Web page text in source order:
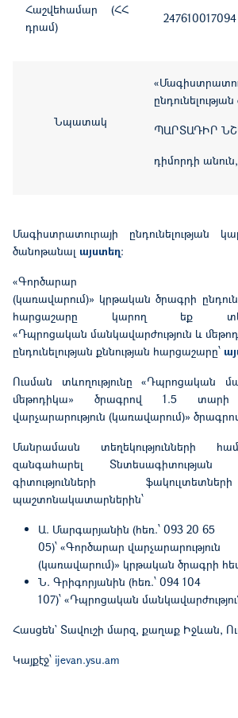
Հաշվեհամար (ՀՀ
դրամ)
247610017094
Նպատակ
ՊԱՐՏԱԴԻՐ
դիմորդի
Մագիստրատուրայի
ծանոթանալ այստեղ:
«Գործարար
(կառավարում)» կրթական ծրագրի
հարցաշարը կարող եք
«Դպրոցական մանկավարժություն և
ընդունելության քննության հարցաշարը՝
Ուսման տևողությունը «Դպրոցական
մեթոդիկա» ծրագրով 1.5
վարչարարություն (կառավարում)»
Մանրամասն տեղեկությունների
զանգահարել
Տնտեսագիտության
գիտությունների
ֆակուլտետների
պաշտոնակատարներին՝
Ա. Մարգարյանին (հեռ.՝ 093 20 65
05)՝ «Գործարար վարչարարություն
(կառավարում)» կրթական ծրագրի
Ն. Գրիգորյանին (հեռ.՝ 094 104
107)՝ «Դպրոցական
Հասցեն` Տավուշի մարզ, քաղաք Իջևան,
Կայքէջ՝ ijevan.ysu.am